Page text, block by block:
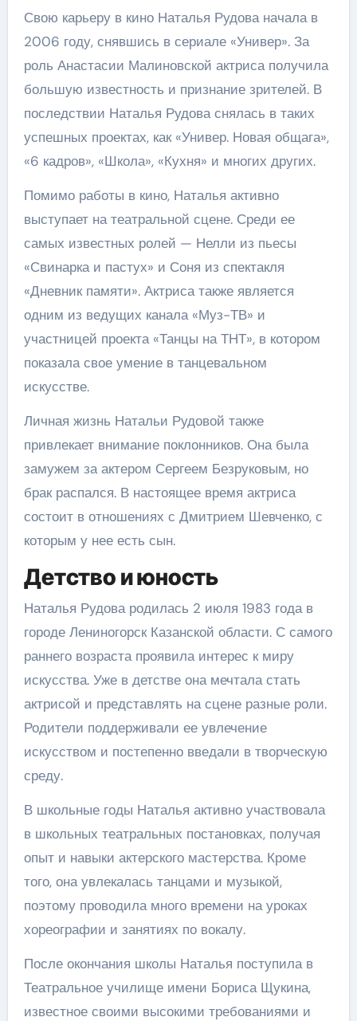
Свою карьеру в кино Наталья Рудова начала в
2006 году, снявшись в сериале «Универ». За
роль Анастасии Малиновской актриса получила
большую известность и признание зрителей. В
последствии Наталья Рудова снялась в таких
успешных проектах, как «Универ. Новая общага»,
«6 кадров», «Школа», «Кухня» и многих других.
Помимо работы в кино, Наталья активно
выступает на театральной сцене. Среди ее
самых известных ролей — Нелли из пьесы
«Свинарка и пастух» и Соня из спектакля
«Дневник памяти». Актриса также является
одним из ведущих канала «Муз-ТВ» и
участницей проекта «Танцы на ТНТ», в котором
показала свое умение в танцевальном
искусстве.
Личная жизнь Натальи Рудовой также
привлекает внимание поклонников. Она была
замужем за актером Сергеем Безруковым, но
брак распался. В настоящее время актриса
состоит в отношениях с Дмитрием Шевченко, с
которым у нее есть сын.
Детство и юность
Наталья Рудова родилась 2 июля 1983 года в
городе Лениногорск Казанской области. С самого
раннего возраста проявила интерес к миру
искусства. Уже в детстве она мечтала стать
актрисой и представлять на сцене разные роли.
Родители поддерживали ее увлечение
искусством и постепенно введали в творческую
среду.
В школьные годы Наталья активно участвовала
в школьных театральных постановках, получая
опыт и навыки актерского мастерства. Кроме
того, она увлекалась танцами и музыкой,
поэтому проводила много времени на уроках
хореографии и занятиях по вокалу.
После окончания школы Наталья поступила в
Театральное училище имени Бориса Щукина,
известное своими высокими требованиями и